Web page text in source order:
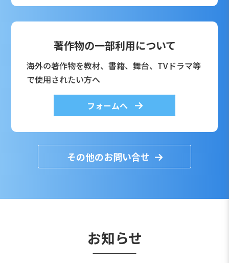
著作物の一部利用について
海外の著作物を教材、書籍、舞台、TVドラマ等
で使用されたい方へ
フォームへ
その他のお問い合せ
お知らせ